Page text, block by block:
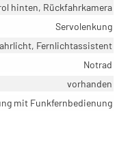
hinten, Rückfahrkamera
Servolenkung
Fernlichtassistent
Notrad
vorhanden
mit Funkfernbedienung